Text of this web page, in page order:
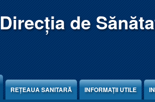
Direcția de
REŢEAUA SANITARĂ INFORMAȚII UTILE